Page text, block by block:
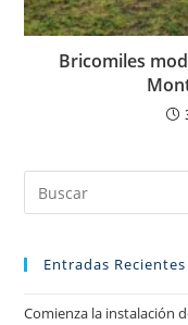
Bricomiles
Entradas Recientes
Comienza la instalación